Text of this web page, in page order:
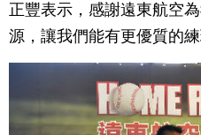
正豐表示，感謝遠東航空
源，讓我們能有更優質的練